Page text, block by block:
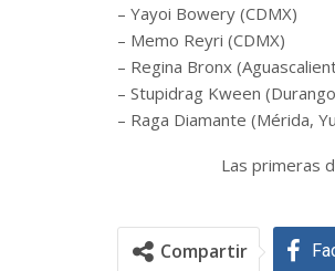
– Yayoi Bowery (CDMX)
– Memo Reyri (CDMX)
– Regina Bronx
– Stupidrag Kween
– Raga Diamante (Mérida,
Las primeras
Compartir